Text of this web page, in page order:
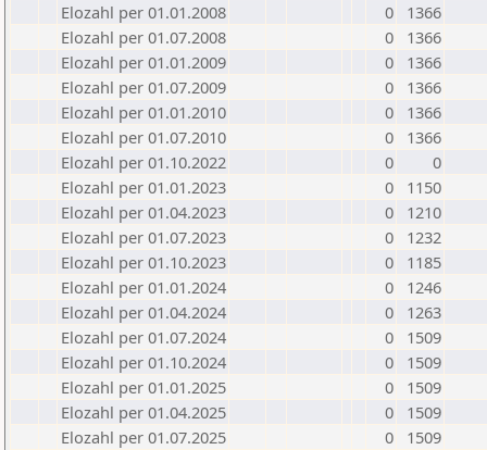
Elozahl per 01.01.2008
0
1366
Elozahl per 01.07.2008
0
1366
Elozahl per 01.01.2009
0
1366
Elozahl per 01.07.2009
0
1366
Elozahl per 01.01.2010
0
1366
Elozahl per 01.07.2010
0
1366
Elozahl per 01.10.2022
0
0
Elozahl per 01.01.2023
0
1150
Elozahl per 01.04.2023
0
1210
Elozahl per 01.07.2023
0
1232
Elozahl per 01.10.2023
0
1185
Elozahl per 01.01.2024
0
1246
Elozahl per 01.04.2024
0
1263
Elozahl per 01.07.2024
0
1509
Elozahl per 01.10.2024
0
1509
Elozahl per 01.01.2025
0
1509
Elozahl per 01.04.2025
0
1509
Elozahl per 01.07.2025
0
1509